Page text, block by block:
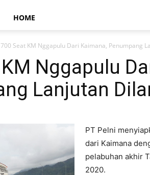
HOME
700 Seat KM Nggapulu Dari Kaimana, Penumpang
Nggapulu
Lanjutan
PT Pelni
dari Kaimana
pelabuhan akhir
2020.